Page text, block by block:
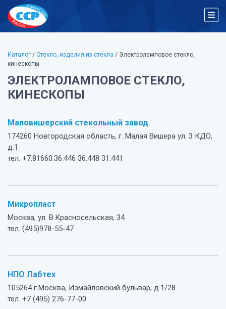
Каталог / Стекло, изделия из стекла / Электроламповое стекло,
кинескопы
ЭЛЕКТРОЛАМПОВОЕ СТЕКЛО,
КИНЕСКОПЫ
Маловишерский стекольный завод
174260 Новгородская область, г. Малая Вишера ул. 3 КДО,
д.1
тел. +7.81660.36.446 36.448 31.441
Микропласт
Москва, ул. В.Красносельская, 34
тел. (495)978-55-47
НПО Лабтех
105264 г.Москва, Измайловский бульвар, д.1/28
тел. +7 (495) 276-77-00